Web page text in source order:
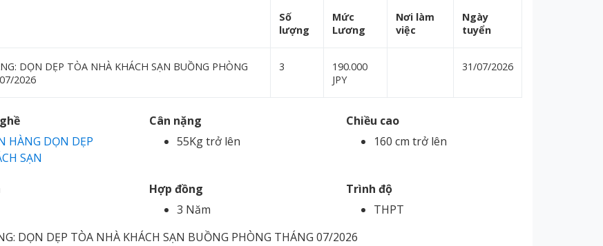
Số
lượng
Mức
Lương
Nơi làm
việc
Ngày
tuyển
DỌN DẸP TÒA NHÀ KHÁCH SẠN BUỒNG PHÒNG
2026
3
190.000
JPY
31/07/2026
HÀNG DỌN DẸP
SẠN
Cân nặng
55Kg trở lên
Chiều cao
160 cm trở lên
Hợp đồng
3 Năm
Trình độ
THPT
DỌN DẸP TÒA NHÀ KHÁCH SẠN BUỒNG PHÒNG THÁNG 07/2026